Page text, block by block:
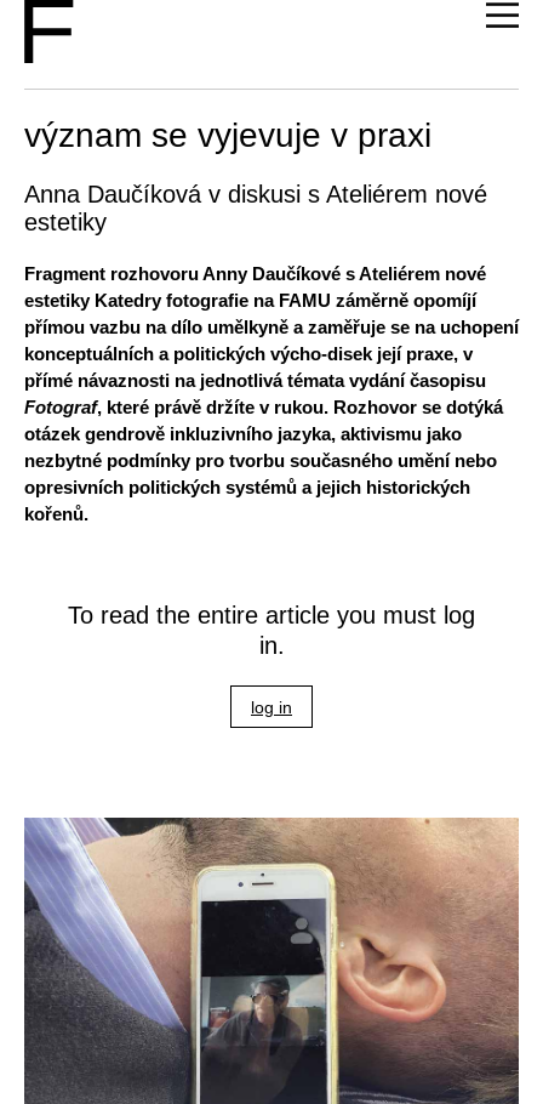
význam se vyjevuje v praxi
Anna Daučíková v diskusi s Ateliérem nové
estetiky
Fragment rozhovoru Anny Daučíkové s Ateliérem nové
estetiky Katedry fotografie na FAMU záměrně opomíjí
přímou vazbu na dílo umělkyně a zaměřuje se na uchopení
konceptuálních a politických výcho-disek její praxe, v
přímé návaznosti na jednotlivá témata vydání časopisu
Fotograf, které právě držíte v rukou. Rozhovor se dotýká
otázek gendrově inkluzivního jazyka, aktivismu jako
nezbytné podmínky pro tvorbu současného umění nebo
opresivních politických systémů a jejich historických
kořenů.
To read the entire article you must log
in.
log in